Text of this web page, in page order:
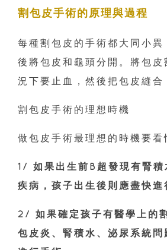
割包皮手術的原理與過程
每種割包皮的手術都大同小異
後將包皮和龜頭分開。將包皮
況下要止血，然後把包皮縫合
割包皮手術的理想時機
做包皮手術最理想的時機要看
1/ 如果出生前B超發現有腎積
疾病，孩子出生後則應盡快進
2/ 如果確定孩子有醫學上的
包皮炎、腎積水、泌尿系統問